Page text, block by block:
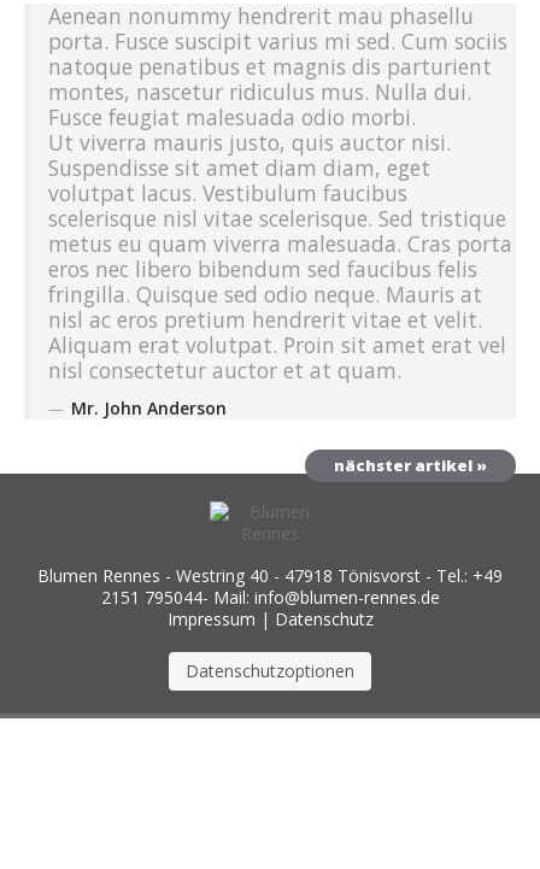
Aenean nonummy hendrerit mau phasellu
porta. Fusce suscipit varius mi sed. Cum sociis
natoque penatibus et magnis dis parturient
montes, nascetur ridiculus mus. Nulla dui.
Fusce feugiat malesuada odio morbi.
Ut viverra mauris justo, quis auctor nisi.
Suspendisse sit amet diam diam, eget
volutpat lacus. Vestibulum faucibus
scelerisque nisl vitae scelerisque. Sed tristique
metus eu quam viverra malesuada. Cras porta
eros nec libero bibendum sed faucibus felis
fringilla. Quisque sed odio neque. Mauris at
nisl ac eros pretium hendrerit vitae et velit.
Aliquam erat volutpat. Proin sit amet erat vel
nisl consectetur auctor et at quam.
Mr. John Anderson
nächster artikel »
Blumen Rennes - Westring 40 - 47918 Tönisvorst - Tel.: +49
2151 795044- Mail: info@blumen-rennes.de
Impressum | Datenschutz
Datenschutzoptionen